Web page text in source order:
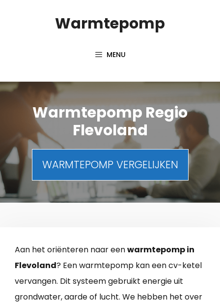
Warmtepomp
MENU
Warmtepomp Regio
Flevoland
WARMTEPOMP VERGELIJKEN
Aan het oriënteren naar eenwarmtepomp in
Flevoland? Een warmtepomp kan een cv-ketel
vervangen. Dit systeem gebruikt energie uit
grondwater, aarde of lucht. We hebben het over